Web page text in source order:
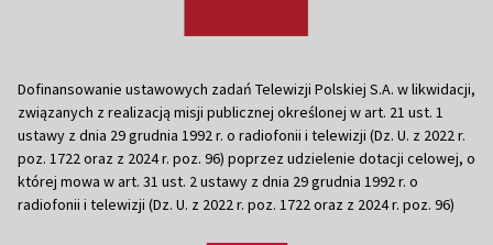
Dofinansowanie ustawowych zadań Telewizji Polskiej S.A. w likwidacji,
związanych z realizacją misji publicznej określonej w art. 21 ust. 1
ustawy z dnia 29 grudnia 1992 r. o radiofonii i telewizji (Dz. U. z 2022 r.
poz. 1722 oraz z 2024 r. poz. 96) poprzez udzielenie dotacji celowej, o
której mowa w art. 31 ust. 2 ustawy z dnia 29 grudnia 1992 r. o
radiofonii i telewizji (Dz. U. z 2022 r. poz. 1722 oraz z 2024 r. poz. 96)